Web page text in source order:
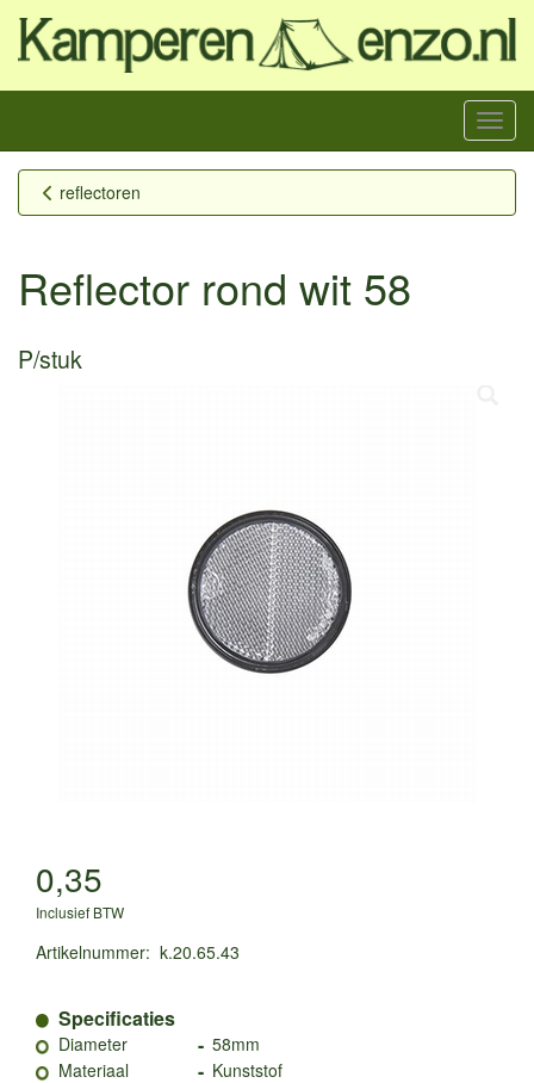
Menu
reflectoren
Reflector rond wit 58
P/stuk
0,35
Inclusief BTW
Artikelnummer: k.20.65.43
Specificaties
Diameter - 58mm
Materiaal
- Kunststof